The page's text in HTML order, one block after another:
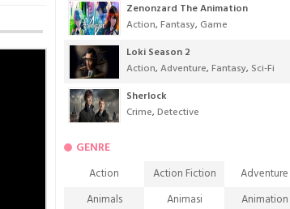
Zenonzard The Animation
Action, Fantasy, Game
Loki Season 2
Action, Adventure, Fantasy, Sci-Fi
Sherlock
Crime, Detective
GENRE
Action Action Fiction
Adventure
Animals
Animasi
Animation